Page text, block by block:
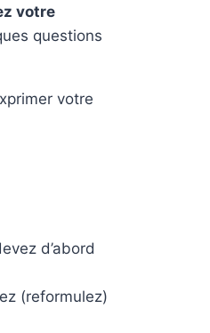
votre
questions
votre
d’abord
(reformulez)